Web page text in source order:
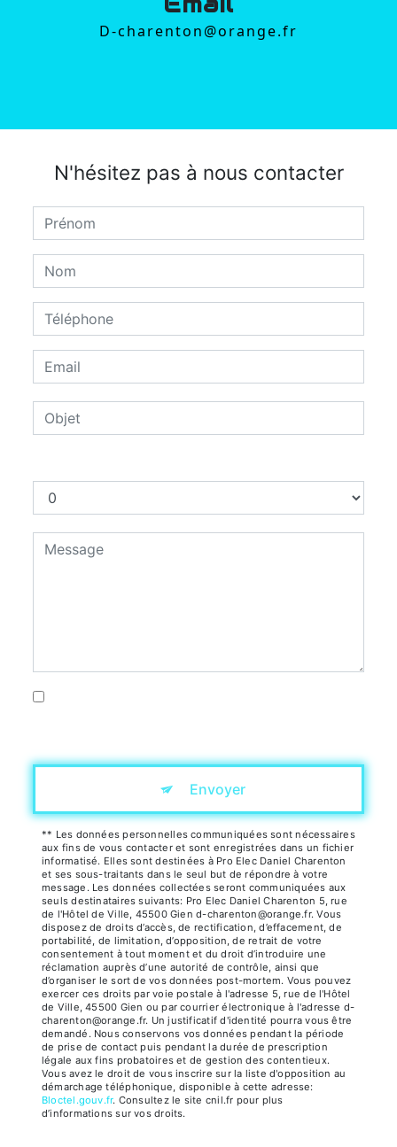
d-charenton@orange.fr
N'hésitez pas à nous contacter
Envoyer
** Les données personnelles communiquées sont nécessaires
aux fins de vous contacter et sont enregistrées dans un fichier
informatisé. Elles sont destinées à Pro Elec Daniel Charenton
et ses sous-traitants dans le seul but de répondre à votre
message. Les données collectées seront communiquées aux
seuls destinataires suivants: Pro Elec Daniel Charenton 5, rue
de l'Hôtel de Ville, 45500 Gien d-charenton@orange.fr. Vous
disposez de droits d’accès, de rectification, d’effacement, de
portabilité, de limitation, d’opposition, de retrait de votre
consentement à tout moment et du droit d’introduire une
réclamation auprès d’une autorité de contrôle, ainsi que
d’organiser le sort de vos données post-mortem. Vous pouvez
exercer ces droits par voie postale à l'adresse 5, rue de l'Hôtel
de Ville, 45500 Gien ou par courrier électronique à l'adresse d-
charenton@orange.fr. Un justificatif d'identité pourra vous être
demandé. Nous conservons vos données pendant la période
de prise de contact puis pendant la durée de prescription
légale aux fins probatoires et de gestion des contentieux.
Vous avez le droit de vous inscrire sur la liste d'opposition au
démarchage téléphonique, disponible à cette adresse:
Bloctel.gouv.fr. Consultez le site cnil.fr pour plus
d’informations sur vos droits.